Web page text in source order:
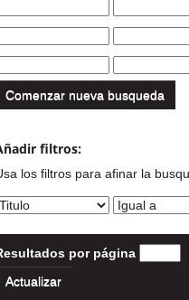
Comenzar nueva busqueda
filtros:
los filtros para afinar la
por página